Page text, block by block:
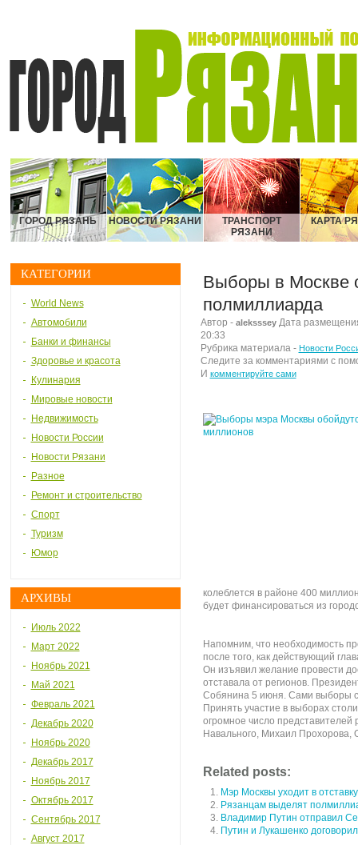
ГОРОД РЯЗАНЬ НОВОСТИ РЯЗАНИ
ТРАНСПОРТ
РЯЗАНИ
КАРТА
КАТЕГОРИИ
World News
Автомобили
Банки и финансы
Здоровье и красота
Кулинария
Мировые новости
Недвижимость
Новости России
Новости Рязани
Разное
Ремонт и строительство
Спорт
Туризм
Юмор
АРХИВЫ
Июль 2022
Март 2022
Ноябрь 2021
Май 2021
Февраль 2021
Декабрь 2020
Ноябрь 2020
Декабрь 2017
Ноябрь 2017
Октябрь 2017
Сентябрь 2017
Август 2017
Выборы в Москве
полмиллиарда
Автор - alekssseyДата
20:33
Рубрика материала - Новости
Следите за комментариями с
И комментируйте сами
колеблется в районе 400
будет финансироваться из
Напомним, что необходимость
после того, как действующий
Он изъявил желание провести
отставала от регионов.
Собянина 5 июня. Сами выборы
Принять участие в выборах
огромное число представителей
Навального, Михаил Прохорова,
Related posts:
Мэр Москвы уходит в отставку
Рязанцам выделят
Владимир Путин отправил
Путин и Лукашенко